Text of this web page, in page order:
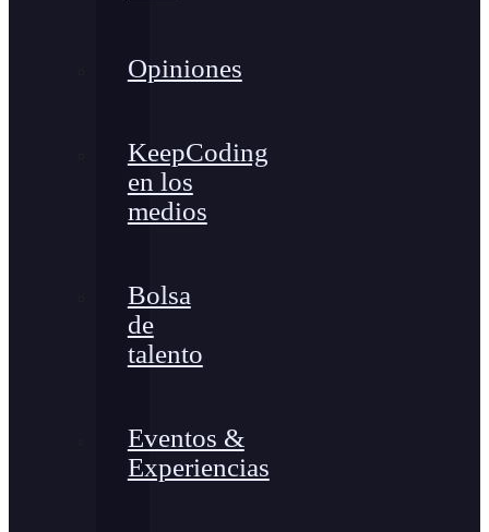
Opiniones
KeepCoding
en los
medios
Bolsa
de
talento
Eventos &
Experiencias